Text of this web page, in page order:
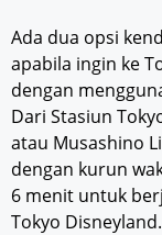
Ada dua opsi
apabila ingin ke
dengan
Dari Stasiun
atau Musashino
dengan kurun
6 menit untuk
Tokyo Disneyland.